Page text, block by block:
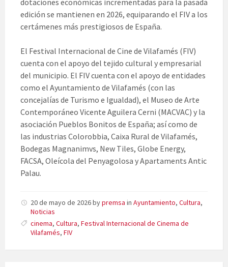
edición se mantienen en 2026, equiparando el FIV a los
certámenes más prestigiosos de España.
El Festival Internacional de Cine de Vilafamés (FIV)
cuenta con el apoyo del tejido cultural y empresarial
del municipio. El FIV cuenta con el apoyo de entidades
como el Ayuntamiento de Vilafamés (con las
concejalías de Turismo e Igualdad), el Museo de Arte
Contemporáneo Vicente Aguilera Cerni (MACVAC) y la
asociación Pueblos Bonitos de España; así como de
las industrias Colorobbia, Caixa Rural de Vilafamés,
Bodegas Magnanimvs, New Tiles, Globe Energy,
FACSA, Oleícola del Penyagolosa y Apartaments Antic
Palau.
20 de mayo de 2026bypremsa in Ayuntamiento, Cultura,
Noticias
cinema, Cultura, Festival Internacional de Cinema de
Vilafamés, FIV